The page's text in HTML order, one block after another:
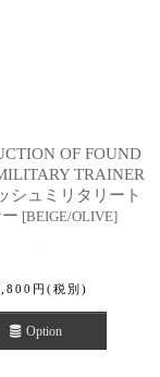
OF FOUND
TRAINER
シュミリタリート
[BEIGE/OLIVE]
円 (税別)
Option